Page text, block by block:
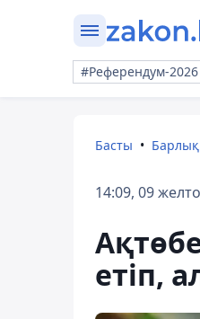
#Референдум-2026
Басты
14:09, 09
етіп,